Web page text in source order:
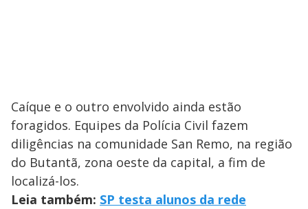
Caíque e o outro envolvido ainda estão
foragidos. Equipes da Polícia Civil fazem
diligências na comunidade San Remo, na região
do Butantã, zona oeste da capital, a fim de
localizá-los.
Leia também: SP testa alunos da rede